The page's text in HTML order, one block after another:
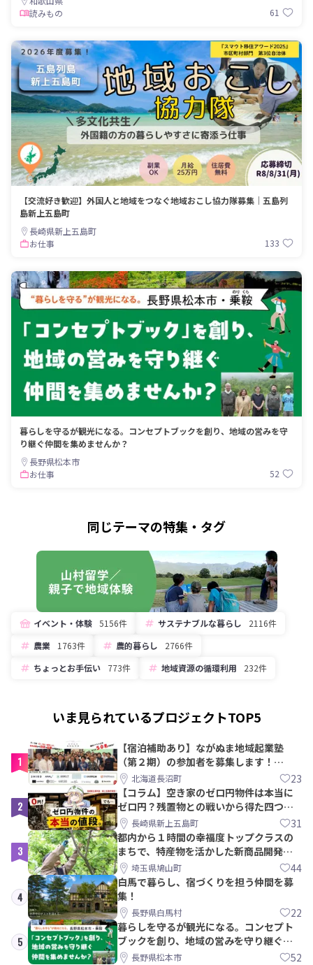
読みもの
61
【交流好き歓迎】外国人と地域をつなぐ地域おこし協力隊募集｜五島列
島新上五島町
長崎県新上五島町
お仕事
133
暮らしを守るが観光になる。コンセプトブックを創り、地域の営みを守
り継ぐ仲間を集めませんか？
長野県松本市
お仕事
52
同じテーマの特集・タグ
イベント・体験 5156件 サステナブルな暮らし
2116件
農業
1763件 農的暮らし
2766件
ちょっとお手伝い
773件 地域資源の循環利用 232件
いま見られているプロジェクトTOP5
1
【宿泊補助あり】ながぬま地域起業塾
（第２期）の参加者を募集します！
【8/21〆】
北海道長沼町 23
2
【コラム】空き家のゼロ円物件は本当に
ゼロ円？残置物との戦いから得た四つの
教訓｜新上五島町
長崎県新上五島町 31
3
都内から１時間の幸福度トップクラスの
まちで、特産物を活かした新商品開発＆
PRメンバー募集！
埼玉県鳩山町 44
4
白馬で暮らし、宿づくりを担う仲間を募
集！
長野県白馬村 22
5
暮らしを守るが観光になる。コンセプト
ブックを創り、地域の営みを守り継ぐ仲
間を集めませんか？
長野県松本市 52